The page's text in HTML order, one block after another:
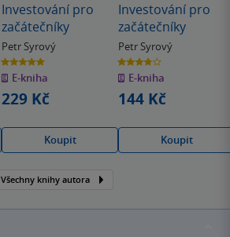
Investování pro
začátečníky
Petr Syrový
5.0
z
5
hvězdiček
E-kniha
229 Kč
Koupit
Investování pro
začátečníky
Petr Syrový
3.8
z
5
hvězdiček
E-kniha
144 Kč
Koupit
Všechny knihy autora